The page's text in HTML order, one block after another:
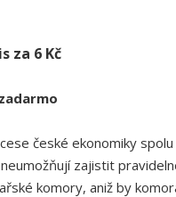
za 6 Kč
české ekonomiky
zajistit
komory, aniž by